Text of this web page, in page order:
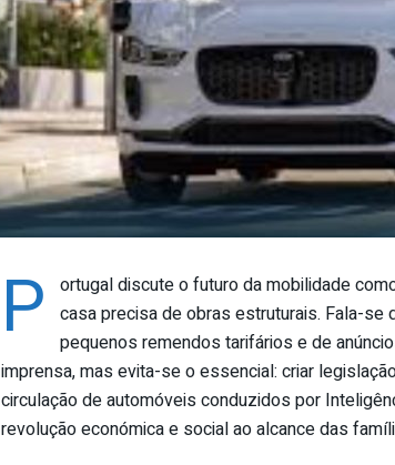
P
ortugal discute o futuro da mobilidade
casa precisa de obras estruturais. Fala-se
pequenos remendos tarifários e de
imprensa, mas evita-se o essencial: criar
circulação de automóveis conduzidos por
revolução económica e social ao alcance das